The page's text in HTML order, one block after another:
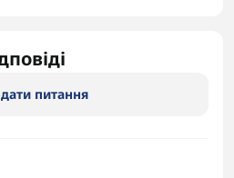
питання